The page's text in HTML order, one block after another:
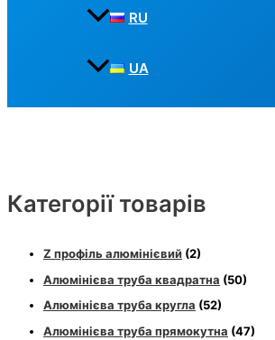
RU
UA
Категорії товарів
Z профіль алюмінієвий (2)
Алюмінієва труба квадратна (50)
Алюмінієва труба кругла (52)
Алюмінієва труба прямокутна (47)